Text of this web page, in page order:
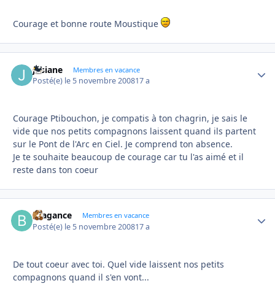
Courage et bonne route Moustique
josiane Membres en vacance
Posté(e) le 5 novembre 200817 a
Courage Ptibouchon, je compatis à ton chagrin, je sais le
vide que nos petits compagnons laissent quand ils partent
sur le Pont de l'Arc en Ciel. Je comprend ton absence.
Je te souhaite beaucoup de courage car tu l'as aimé et il
reste dans ton coeur
Bragance Membres en vacance
Posté(e) le 5 novembre 200817 a
De tout coeur avec toi. Quel vide laissent nos petits
compagnons quand il s'en vont...